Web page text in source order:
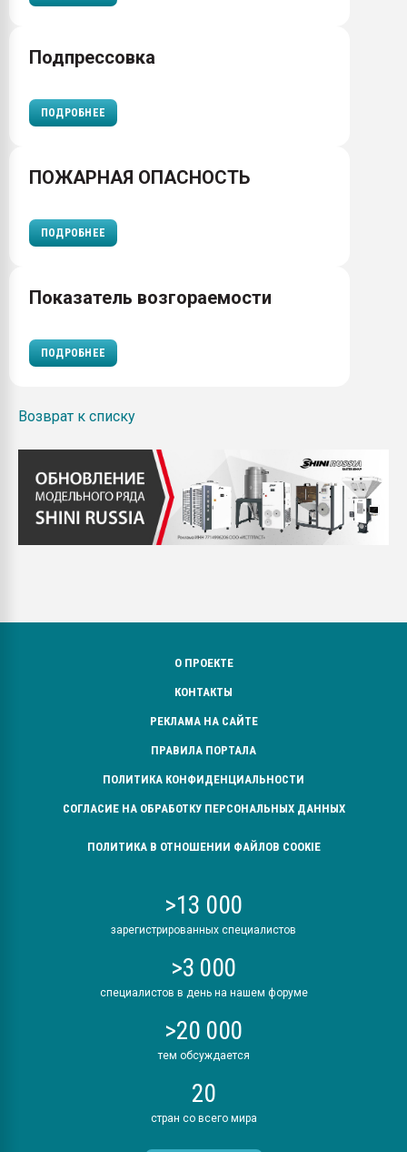
Подпрессовка
ПОДРОБНЕЕ
ПОЖАРНАЯ ОПАСНОСТЬ
ПОДРОБНЕЕ
Показатель возгораемости
ПОДРОБНЕЕ
Возврат к списку
О ПРОЕКТЕ
КОНТАКТЫ
РЕКЛАМА НА САЙТЕ
ПРАВИЛА ПОРТАЛА
ПОЛИТИКА КОНФИДЕНЦИАЛЬНОСТИ
СОГЛАСИЕ НА ОБРАБОТКУ ПЕРСОНАЛЬНЫХ ДАННЫХ
ПОЛИТИКА В ОТНОШЕНИИ ФАЙЛОВ COOKIE
>13 000
зарегистрированных специалистов
>3 000
специалистов в день на нашем форуме
>20 000
тем обсуждается
20
стран со всего мира